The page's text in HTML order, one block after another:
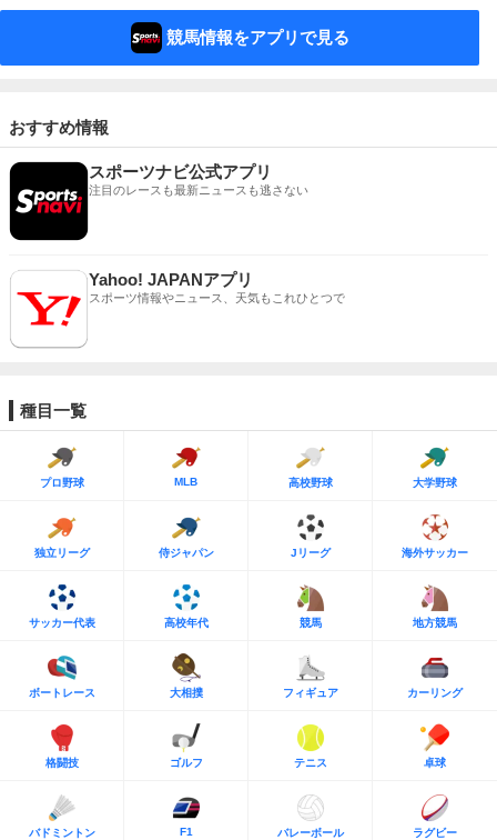
競馬情報をアプリで見る
おすすめ情報
スポーツナビ公式アプリ
注目のレースも最新ニュースも逃さない
Yahoo! JAPANアプリ
スポーツ情報やニュース、天気もこれひとつで
種目一覧
プロ野球 MLB 高校野球 大学野球
独立リーグ 侍ジャパン Jリーグ 海外サッカー
サッカー代表 高校年代 競馬 地方競馬
ボートレース 大相撲 フィギュア カーリング
格闘技 ゴルフ テニス 卓球
バドミントン F1 バレーボール ラグビー